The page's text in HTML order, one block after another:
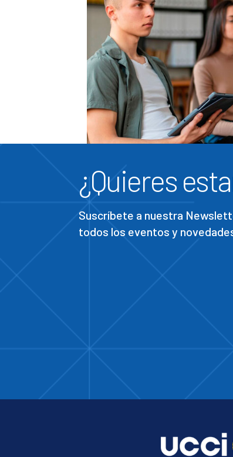
¿Quieres
Suscríbete a nuestra
todos los eventos y